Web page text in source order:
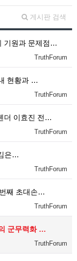
게시판 검색
기원과 문제점…
TruthForum
현황과 …
TruthForum
더 이효진 전…
TruthForum
은…
TruthForum
째 초대손…
TruthForum
군무력화 …
TruthForum